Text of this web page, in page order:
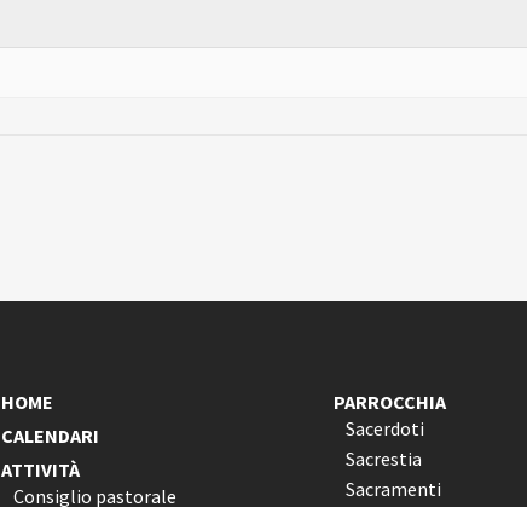
HOME
CALENDARI
ATTIVITÀ
Consiglio pastorale
PARROCCHIA
Sacerdoti
Sacrestia
Sacramenti